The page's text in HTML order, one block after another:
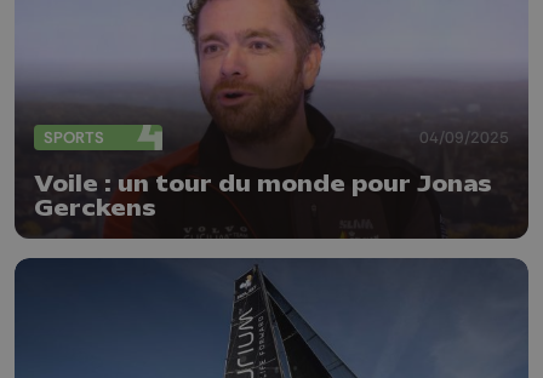
SPORTS 04/09/2025
Voile : un tour du monde pour Jonas
Gerckens